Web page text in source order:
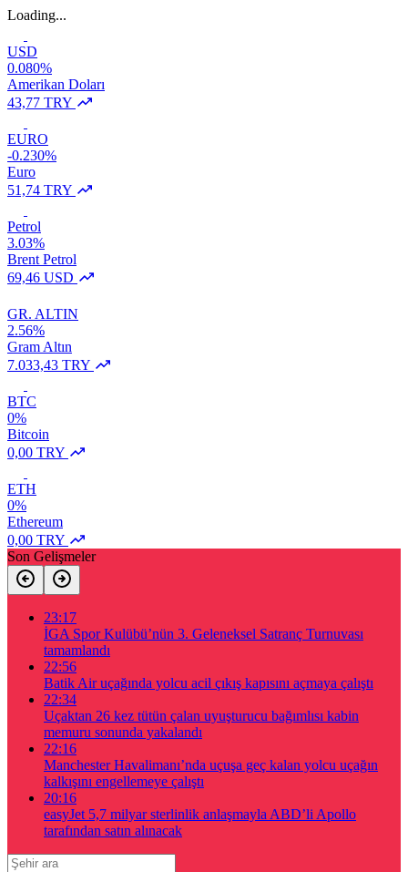
Loading...
USD
0.080%
Amerikan Doları
43,77 TRY
EURO
-0.230%
Euro
51,74 TRY
Petrol
3.03%
Brent Petrol
69,46 USD
GR. ALTIN
2.56%
Gram Altın
7.033,43 TRY
BTC
0%
Bitcoin
0,00 TRY
ETH
0%
Ethereum
0,00 TRY
Son Gelişmeler
23:17
İGA Spor Kulübü’nün 3. Geleneksel Satranç Turnuvası
tamamlandı
22:56
Batik Air uçağında yolcu acil çıkış kapısını açmaya çalıştı
22:34
Uçaktan 26 kez tütün çalan uyuşturucu bağımlısı kabin
memuru sonunda yakalandı
22:16
Manchester Havalimanı’nda uçuşa geç kalan yolcu uçağın
kalkışını engellemeye çalıştı
20:16
easyJet 5,7 milyar sterlinlik anlaşmayla ABD’li Apollo
tarafından satın alınacak